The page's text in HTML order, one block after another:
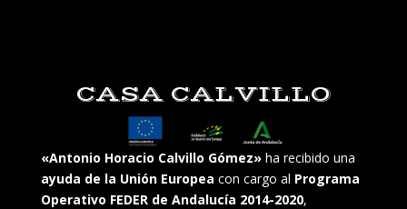
CASA CALVILLO
«Antonio Horacio Calvillo Gómez»ha recibido una
ayuda de la Unión Europea con cargo al Programa
Operativo FEDER de Andalucía 2014-2020,